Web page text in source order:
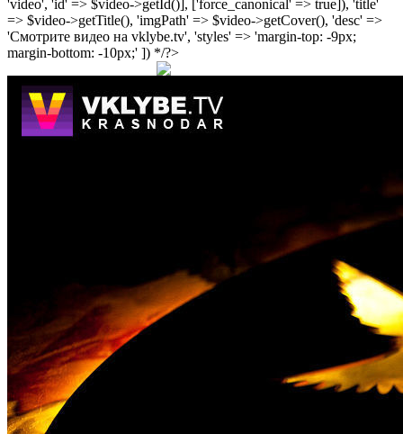
'video', 'id' => $video->getId()], ['force_canonical' => true]), 'title'
=> $video->getTitle(), 'imgPath' => $video->getCover(), 'desc' =>
'Смотрите видео на vklybe.tv', 'styles' => 'margin-top: -9px;
margin-bottom: -10px;' ]) */?>